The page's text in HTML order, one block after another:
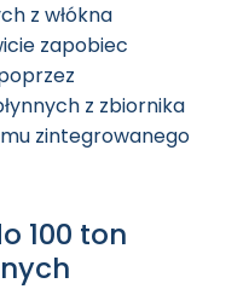
z włókna
zapobiec
z zbiornika
zintegrowanego
100 ton